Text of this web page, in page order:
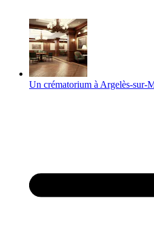
Un crématorium à Argelès-sur-